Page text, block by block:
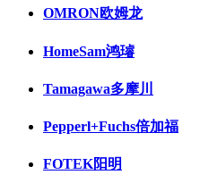
OMRON欧姆龙
HomeSam鸿璿
Tamagawa多摩川
Pepperl+Fuchs倍加福
FOTEK阳明